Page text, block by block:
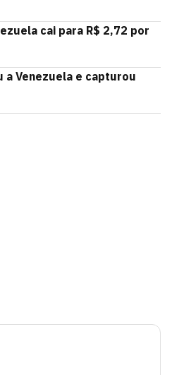
cai para R$ 2,72 por
a Venezuela e capturou